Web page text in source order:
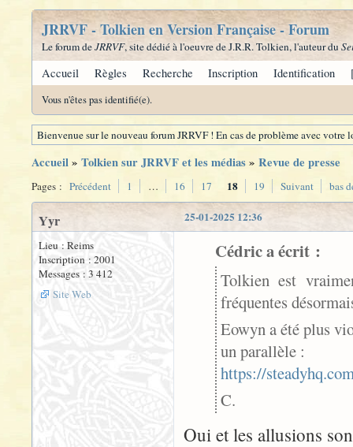
JRRVF - Tolkien en Version Française - Forum
Le forum deJRRVF, site dédié à l'oeuvre de J.R.R. Tolkien, l'auteur du
Accueil Règles Recherche Inscription Identification
Vous n'êtes pas identifié(e).
Bienvenue sur le nouveau forum JRRVF ! En cas de problème avec
Accueil» Tolkien sur JRRVF et les médias» Revue de presse
Pages : Précédent 1 … 16 17 18 19 Suivant bas
25-01-2025 12:36
Yyr
Lieu : Reims
Inscription : 2001
Messages : 3 412
Site Web
Cédric a écrit :
Tolkien est
fréquentes
Eowyn a été plus
un parallèle :
https://
C.
Oui et les allusions